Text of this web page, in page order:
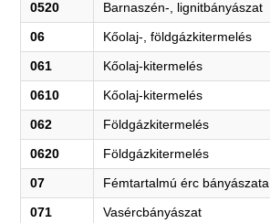
0520 Barnaszén-, lignitbányászat
06 Kőolaj-, földgázkitermelés
061 Kőolaj-kitermelés
0610 Kőolaj-kitermelés
062 Földgázkitermelés
0620 Földgázkitermelés
07 Fémtartalmú érc bányászata
071 Vasércbányászat